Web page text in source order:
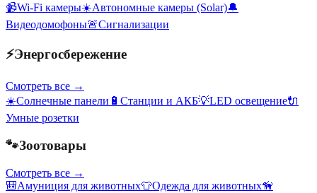
📹Wi-Fi камеры☀️Автономные камеры (Solar)🔔
Видеодомофоны🚨Сигнализации
⚡Энергосбережение
Смотреть все →
☀️Солнечные панели 🔋 Станции и АКБ💡LED освещение🔌
Умные розетки
🐾Зоотовары
Смотреть все →
🎒Амуниция для животных👕Одежда для животных🦮